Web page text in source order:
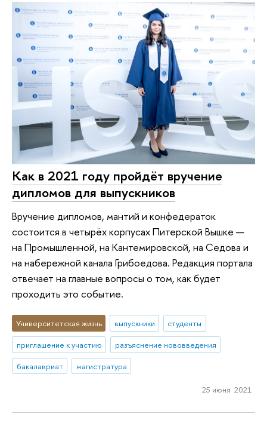
Как в 2021 году пройдёт вручение
дипломов для выпускников
Вручение дипломов, мантий и конфедераток
состоится в четырёх корпусах Питерской Вышке —
на Промышленной, на Кантемировской, на Седова и
на набережной канала Грибоедова. Редакция портала
отвечает на главные вопросы о том, как будет
проходить это событие.
Университетская жизнь выпускники
студенты
приглашение к участию
разъяснение нововведения
бакалавриат
магистратура
25 июня 2021